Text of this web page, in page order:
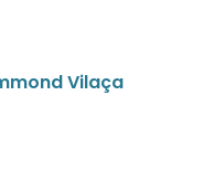
Vilaça